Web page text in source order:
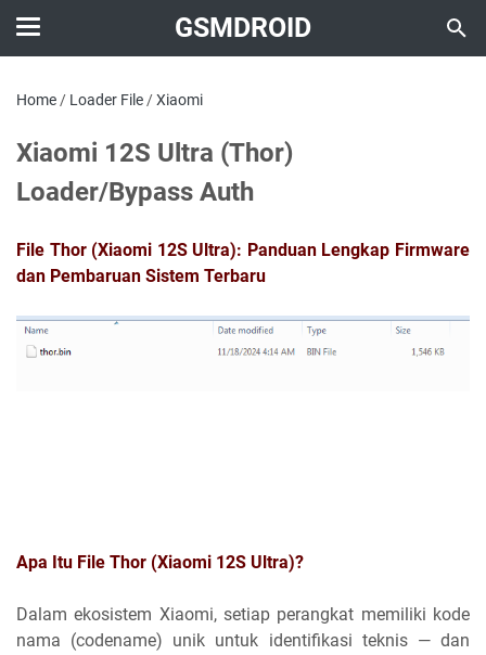
GSMDROID
Home / Loader File /Xiaomi
Xiaomi 12S Ultra (Thor)
Loader/Bypass Auth
File Thor (Xiaomi 12S Ultra): Panduan Lengkap Firmware
dan Pembaruan Sistem Terbaru
Apa Itu File Thor (Xiaomi 12S Ultra)?
Dalam ekosistem Xiaomi, setiap perangkat memiliki kode
nama (codename) unik untuk identifikasi teknis — dan